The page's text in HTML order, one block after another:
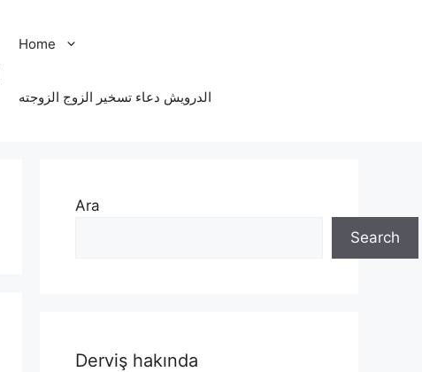
Home
الدرویش دعاء تسخير الزوج الزوجته
Ara
Search
Derviş hakında